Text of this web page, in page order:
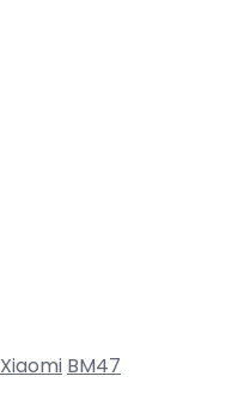
Xiaomi BM47